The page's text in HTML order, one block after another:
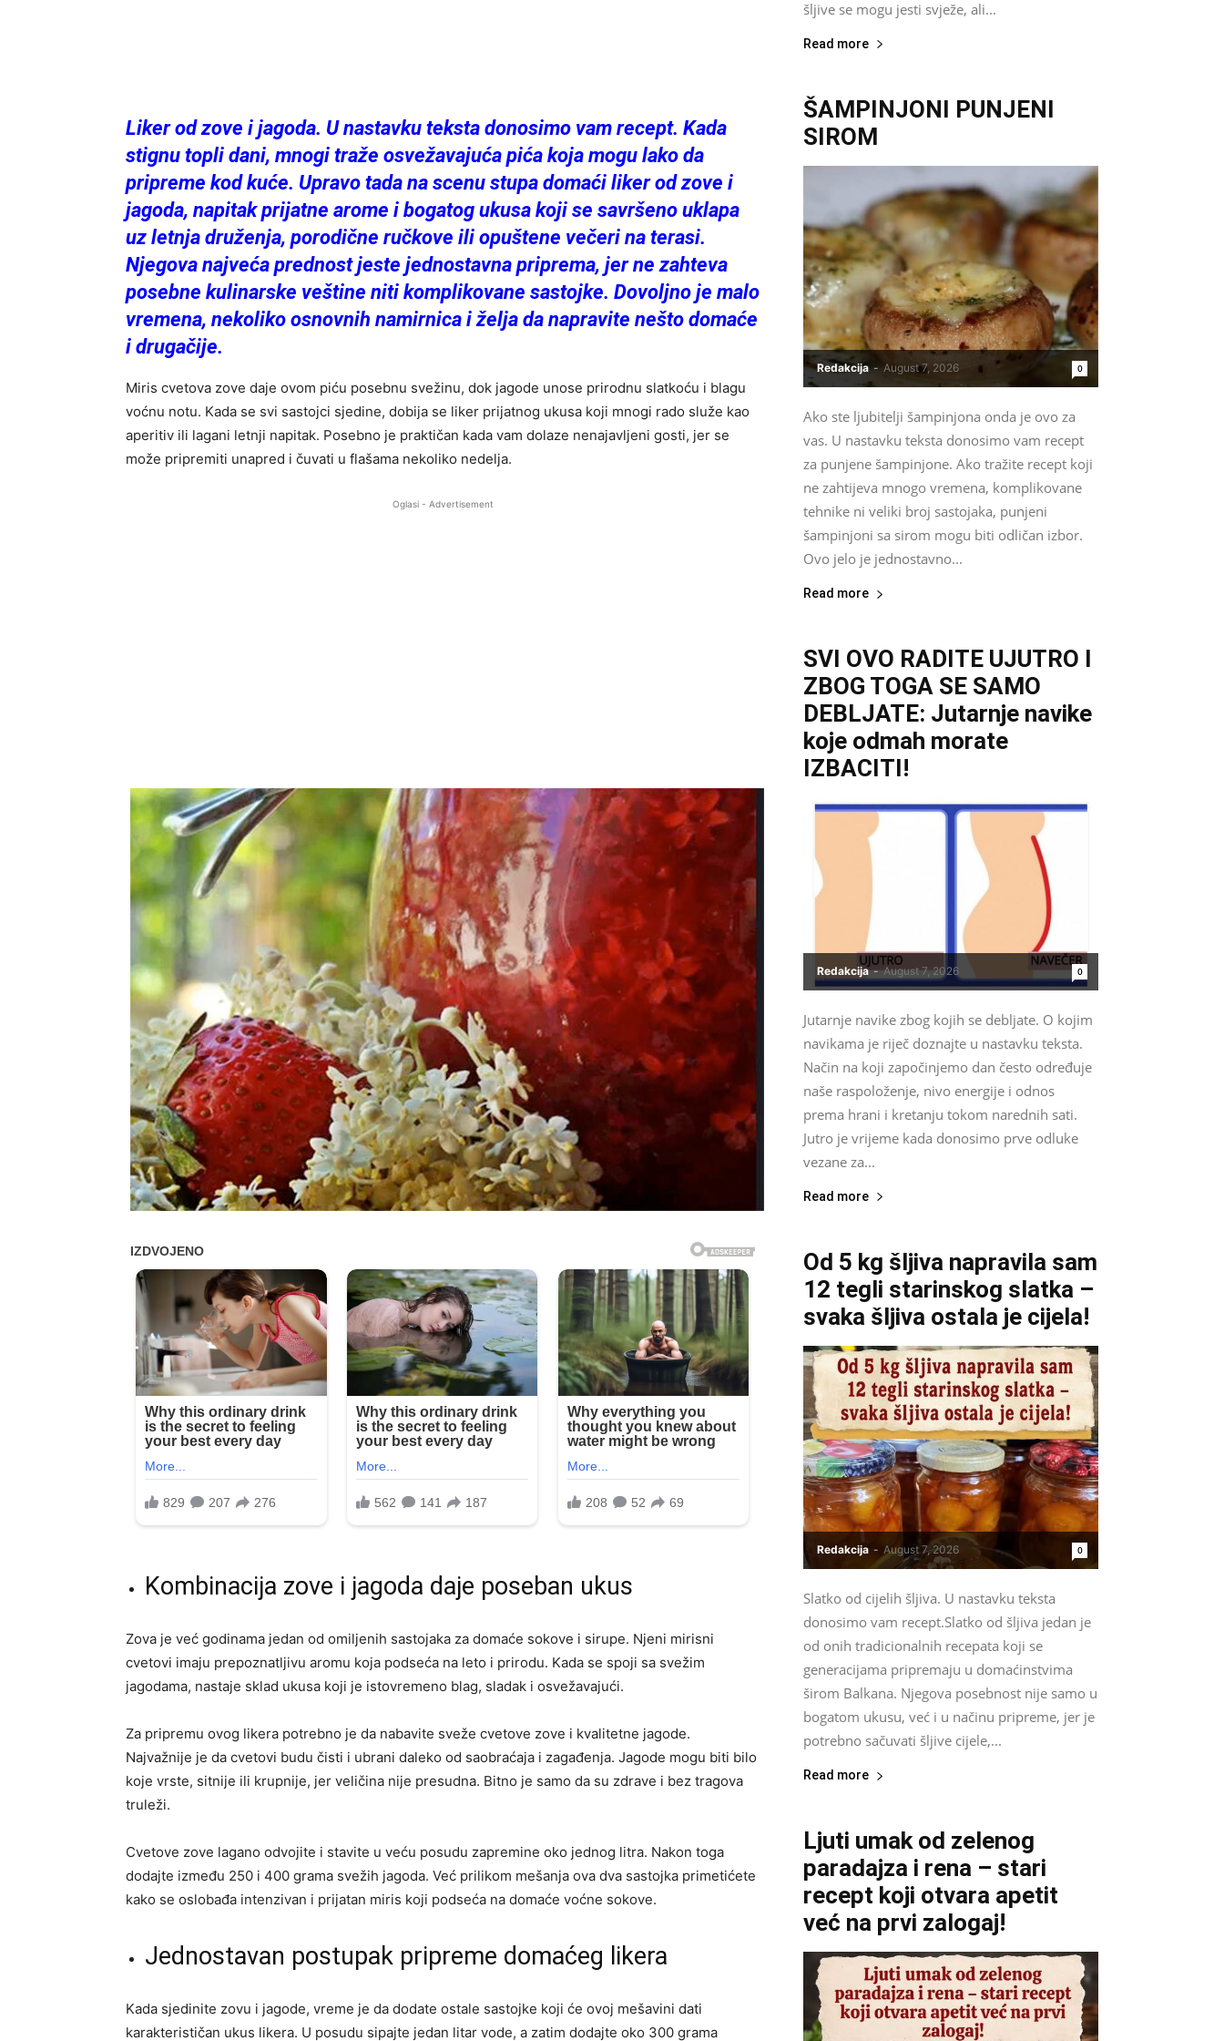
Liker od zove i jagoda. U nastavku teksta donosimo vam recept. Kada
stignu topli dani, mnogi traže osvežavajuća pića koja mogu lako da
pripreme kod kuće. Upravo tada na scenu stupa domaći liker od zove i
jagoda, napitak prijatne arome i bogatog ukusa koji se savršeno uklapa
uz letnja druženja, porodične ručkove ili opuštene večeri na terasi.
Njegova najveća prednost jeste jednostavna priprema, jer ne zahteva
posebne kulinarske veštine niti komplikovane sastojke. Dovoljno je malo
vremena, nekoliko osnovnih namirnica i želja da napravite nešto domaće
i drugačije.
Miris cvetova zove daje ovom piću posebnu svežinu, dok jagode unose prirodnu slatkoću i blagu
voćnu notu. Kada se svi sastojci sjedine, dobija se liker prijatnog ukusa koji mnogi rado služe kao
aperitiv ili lagani letnji napitak. Posebno je praktičan kada vam dolaze nenajavljeni gosti, jer se
može pripremiti unapred i čuvati u flašama nekoliko nedelja.
Oglasi - Advertisement
Kombinacija zove i jagoda daje poseban ukus
Zova je već godinama jedan od omiljenih sastojaka za domaće sokove i sirupe. Njeni mirisni
cvetovi imaju prepoznatljivu aromu koja podseća na leto i prirodu. Kada se spoji sa svežim
jagodama, nastaje sklad ukusa koji je istovremeno blag, sladak i osvežavajući.
Za pripremu ovog likera potrebno je da nabavite sveže cvetove zove i kvalitetne jagode.
Najvažnije je da cvetovi budu čisti i ubrani daleko od saobraćaja i zagađenja. Jagode mogu biti bilo
koje vrste, sitnije ili krupnije, jer veličina nije presudna. Bitno je samo da su zdrave i bez tragova
truleži.
Cvetove zove lagano odvojite i stavite u veću posudu zapremine oko jednog litra. Nakon toga
dodajte između 250 i 400 grama svežih jagoda. Već prilikom mešanja ova dva sastojka primetićete
kako se oslobađa intenzivan i prijatan miris koji podseća na domaće voćne sokove.
Jednostavan postupak pripreme domaćeg likera
Kada sjedinite zovu i jagode, vreme je da dodate ostale sastojke koji će ovoj mešavini dati
karakterističan ukus likera. U posudu sipajte jedan litar vode, a zatim dodajte oko 300 grama
šljive se mogu jesti svježe, ali...
Read more
ŠAMPINJONI PUNJENI
SIROM
Redakcija - August 7, 2026 0
Ako ste ljubitelji šampinjona onda je ovo za
vas. U nastavku teksta donosimo vam recept
za punjene šampinjone. Ako tražite recept koji
ne zahtijeva mnogo vremena, komplikovane
tehnike ni veliki broj sastojaka, punjeni
šampinjoni sa sirom mogu biti odličan izbor.
Ovo jelo je jednostavno...
Read more
SVI OVO RADITE UJUTRO I
ZBOG TOGA SE SAMO
DEBLJATE: Jutarnje navike
koje odmah morate
IZBACITI!
Redakcija - August 7, 2026 0
Jutarnje navike zbog kojih se debljate. O kojim
navikama je riječ doznajte u nastavku teksta.
Način na koji započinjemo dan često određuje
naše raspoloženje, nivo energije i odnos
prema hrani i kretanju tokom narednih sati.
Jutro je vrijeme kada donosimo prve odluke
vezane za...
Read more
Od 5 kg šljiva napravila sam
12 tegli starinskog slatka –
svaka šljiva ostala je cijela!
Redakcija - August 7, 2026 0
Slatko od cijelih šljiva. U nastavku teksta
donosimo vam recept.Slatko od šljiva jedan je
od onih tradicionalnih recepata koji se
generacijama pripremaju u domaćinstvima
širom Balkana. Njegova posebnost nije samo u
bogatom ukusu, već i u načinu pripreme, jer je
potrebno sačuvati šljive cijele,...
Read more
Ljuti umak od zelenog
paradajza i rena – stari
recept koji otvara apetit
već na prvi zalogaj!